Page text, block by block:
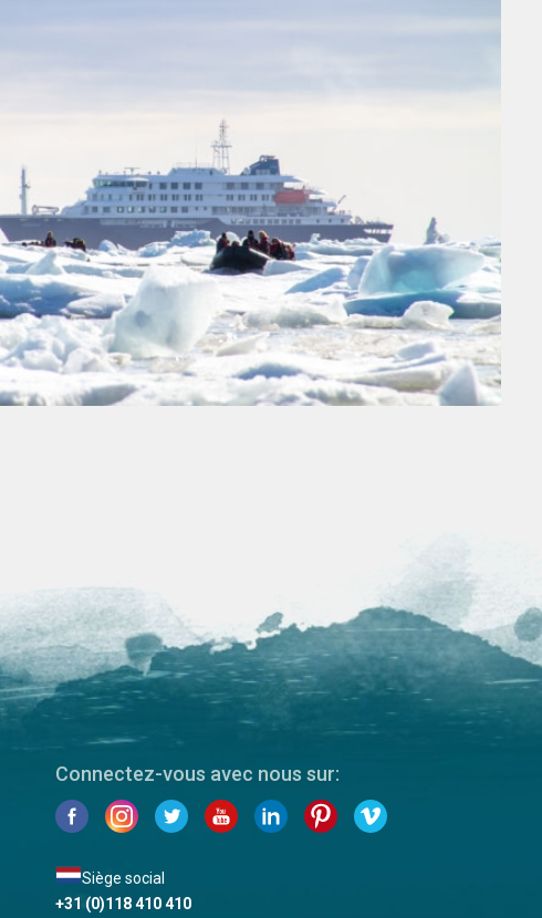
Connectez-vous avec nous sur:
Siège social
+31 (0)118 410 410